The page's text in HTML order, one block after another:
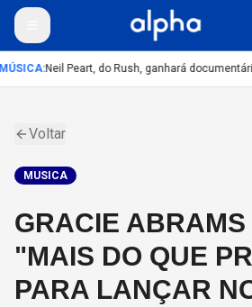
:Neil Peart, do Rush, ganhará
Voltar
MUSICA
GRACIE ABRAMS
"MAIS DO QUE
PARA LANÇAR